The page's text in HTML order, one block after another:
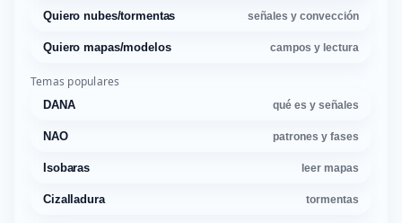
Quiero nubes/tormentas señales y convección
Quiero mapas/modelos campos y lectura
Temas populares
DANA qué es y señales
NAO patrones y fases
Isobaras leer mapas
Cizalladura tormentas